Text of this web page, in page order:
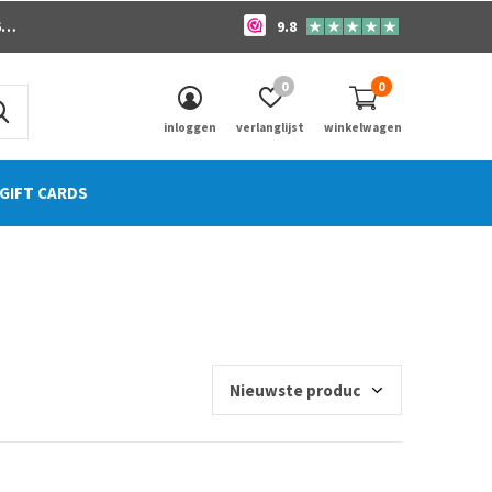
GIFT CARDS
inloggen verlanglijst
0
winkelwagen
0
9.8